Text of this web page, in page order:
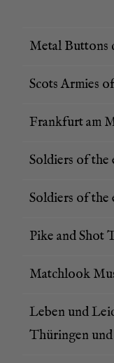
Metal But­tons
Scots Armies
Frank­furt am
Sol­diers of
Sol­diers of the
Pike and Shot
Match­look
Leben und
Thü­rin­gen